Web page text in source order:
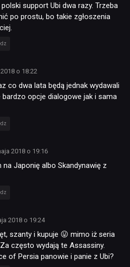
support Ubi dwa razy. Trzeba
po prostu, bo takie zgłoszenia
o 18:22
co dwa lata będą jednak wydawali
bardzo opcje dialogowe jak i sama
2018 o 19:16
na Japonię albo Skandynawię z
2018 o 19:24
szanty i kupuje 😛 mimo iż seria
często wydają te Assassiny.
of Persia panowie i panie z Ubi?